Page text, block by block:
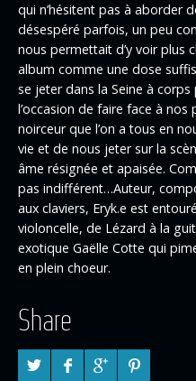
qui n’hésitent pas à aborder
désespéré parfois, un peu
nous permettait d’y voir plus
album comme une dose
se jeter dans la Seine à corps
l’occasion de faire face à
noirceur que l’on a tous en
vie et de nous jeter sur la
âme résignée et apaisée.
pas indifférent…Auteur,
aux claviers, Eryk.e est
violoncelle, de Lézard à la
exotique Gaëlle Cotte qui
en plein choeur.
Share